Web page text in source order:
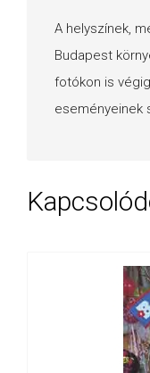
A helyszínek,
Budapest
fotókon is
eseményeinek